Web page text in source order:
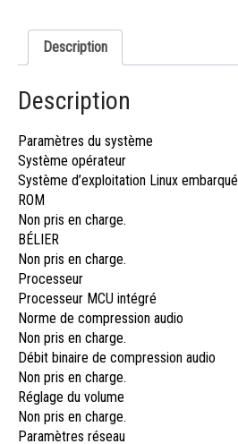
Description
Description
Paramètres du système
Système opérateur
Système d’exploitation Linux embarqué
ROM
Non pris en charge.
BÉLIER
Non pris en charge.
Processeur
Processeur MCU intégré
Norme de compression audio
Non pris en charge.
Débit binaire de compression audio
Non pris en charge.
Réglage du volume
Non pris en charge.
Paramètres réseau